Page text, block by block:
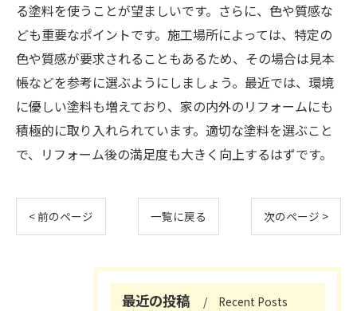
る塗料を使うことが望ましいです。さらに、色や質感な
ども重要なポイントです。施工場所によっては、特定の
色や質感が要求されることもあるため、その場合は見本
帳などを参考に選ぶようにしましょう。最近では、環境
に優しい塗料も増えており、家の内外のリフォームにも
積極的に取り入れられています。適切な塗料を選ぶこと
で、リフォーム後の満足度も大きく向上するはずです。
< 前のページ 一覧に戻る 次のページ >
最近の投稿 Recent Posts